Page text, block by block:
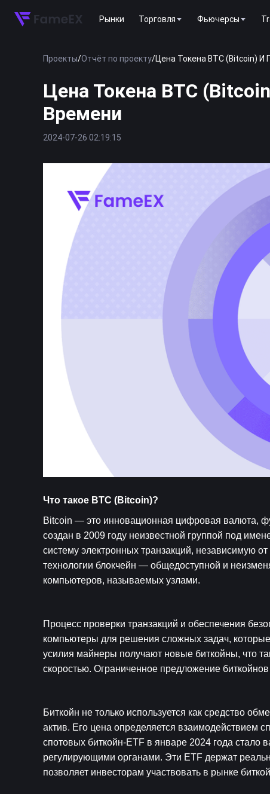
Рынки Торговля Фьючерсы
Проекты/Отчёт по проекту/Цена Токена BTC (Bitcoin) И
Цена Токена BTC
Времени
2024-07-26 02:19:15
Что такое BTC (Bitcoin)?
Bitcoin — это инновационная цифровая валюта,
создан в 2009 году неизвестной группой под
систему электронных транзакций, независимую
технологии блокчейн — общедоступной и
компьютеров, называемых узлами.
Процесс проверки транзакций и обеспечения
компьютеры для решения сложных задач,
усилия майнеры получают новые биткойны, что
скоростью. Ограниченное предложение
Биткойн не только используется как средство
актив. Его цена определяется
спотовых биткойн-ETF в январе 2024 года
регулирующими органами. Эти ETF держат
позволяет инвесторам участвовать в рынке